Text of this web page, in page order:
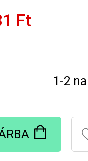
Ft
1-2